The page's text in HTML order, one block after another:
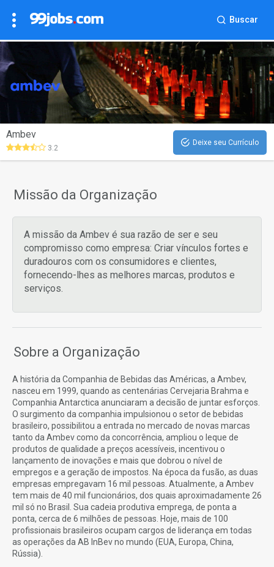
Buscar
Ambev
3.2
Deixe seu Currículo
Missão da Organização
A missão da Ambev é sua razão de ser e seu
compromisso como empresa: Criar vínculos fortes e
duradouros com os consumidores e clientes,
fornecendo-lhes as melhores marcas, produtos e
serviços.
Sobre a Organização
A história da Companhia de Bebidas das Américas, a Ambev,
nasceu em 1999, quando as centenárias Cervejaria Brahma e
Companhia Antarctica anunciaram a decisão de juntar esforços.
O surgimento da companhia impulsionou o setor de bebidas
brasileiro, possibilitou a entrada no mercado de novas marcas
tanto da Ambev como da concorrência, ampliou o leque de
produtos de qualidade a preços acessíveis, incentivou o
lançamento de inovações e mais que dobrou o nível de
empregos e a geração de impostos. Na época da fusão, as duas
empresas empregavam 16 mil pessoas. Atualmente, a Ambev
tem mais de 40 mil funcionários, dos quais aproximadamente 26
mil só no Brasil. Sua cadeia produtiva emprega, de ponta a
ponta, cerca de 6 milhões de pessoas. Hoje, mais de 100
profissionais brasileiros ocupam cargos de liderança em todas
as operações da AB InBev no mundo (EUA, Europa, China,
Rússia).